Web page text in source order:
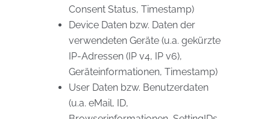
Consent Status, Timestamp)
Device Daten bzw. Daten der
verwendeten Geräte (u.a. gekürzte
IP-Adressen (IP v4, IP v6),
Geräteinformationen, Timestamp)
User Daten bzw. Benutzerdaten
(u.a. eMail, ID,